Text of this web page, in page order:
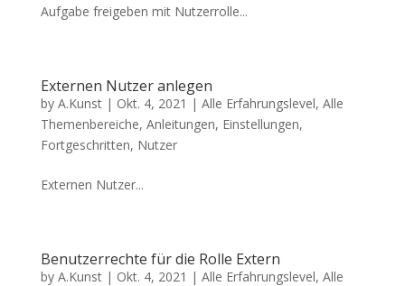
Aufgabe freigeben mit Nutzerrolle...
Externen Nutzer anlegen
by A.Kunst| Okt. 4, 2021 | Alle Erfahrungslevel, Alle
Themenbereiche, Anleitungen, Einstellungen,
Fortgeschritten, Nutzer
Externen Nutzer...
Benutzerrechte für die Rolle Extern
by A.Kunst| Okt. 4, 2021 | Alle Erfahrungslevel, Alle